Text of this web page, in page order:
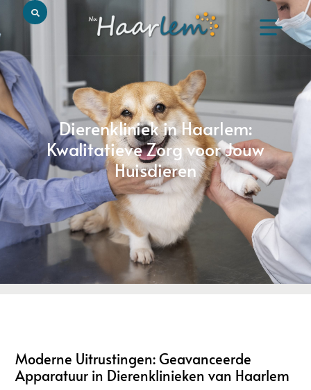
Dierenkliniek in Haarlem:
Kwalitatieve Zorg voor Jouw
Huisdieren
Moderne Uitrustingen: Geavanceerde
Apparatuur in Dierenklinieken van Haarlem